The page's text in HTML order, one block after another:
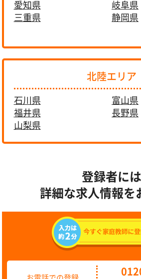
愛知県
岐阜県
三重県
静岡県
北陸エリア
石川県
富山県
福井県
長野県
山梨県
登録者には
詳細な求人情報を